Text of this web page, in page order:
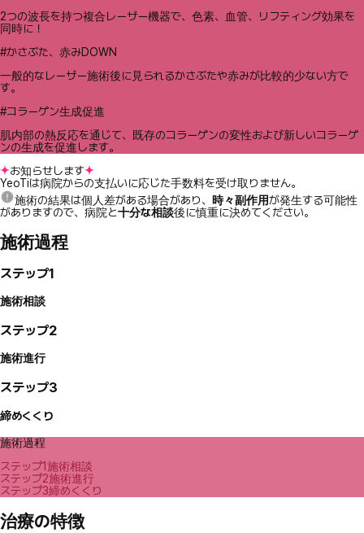
2つの波長を持つ複合レーザー機器で、色素、血管、リフティング効果を
同時に！
#かさぶた、赤みDOWN
一般的なレーザー施術後に見られるかさぶたや赤みが比較的少ない方で
す。
#コラーゲン生成促進
肌内部の熱反応を通じて、既存のコラーゲンの変性および新しいコラーゲ
ンの生成を促進します。
お知らせします
YeoTiは病院からの支払いに応じた手数料を受け取りません。
施術の結果は個人差がある場合があり、 時々副作用が発生する可能性
がありますので、病院と十分な相談後に慎重に決めてください。
施術過程
ステップ1
施術相談
ステップ2
施術進行
ステップ3
締めくくり
施術過程
ステップ1施術相談
ステップ2施術進行
ステップ3締めくくり
治療の特徴